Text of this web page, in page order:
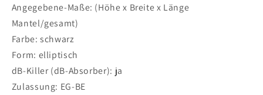
Angegebene-Maße: (Höhe x Breite x Länge
Mantel/gesamt)
Farbe: schwarz
Form: elliptisch
dB-Killer (dB-Absorber): ja
Zulassung: EG-BE